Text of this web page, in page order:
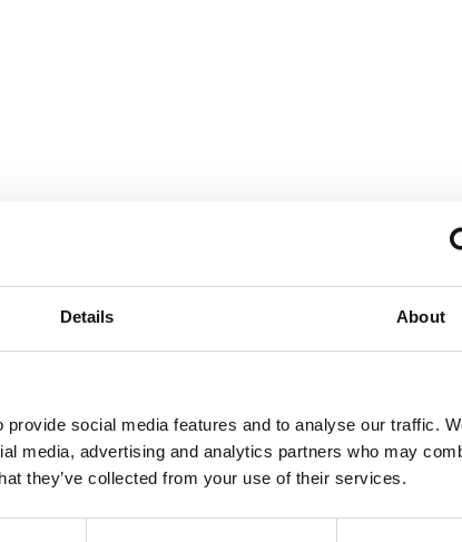
Details About
social media features and to analyse our traffic.
media, advertising and analytics partners who may
they’ve collected from your use of their services.
Vista privilegiada Gimnasio Vista marítima
Vista